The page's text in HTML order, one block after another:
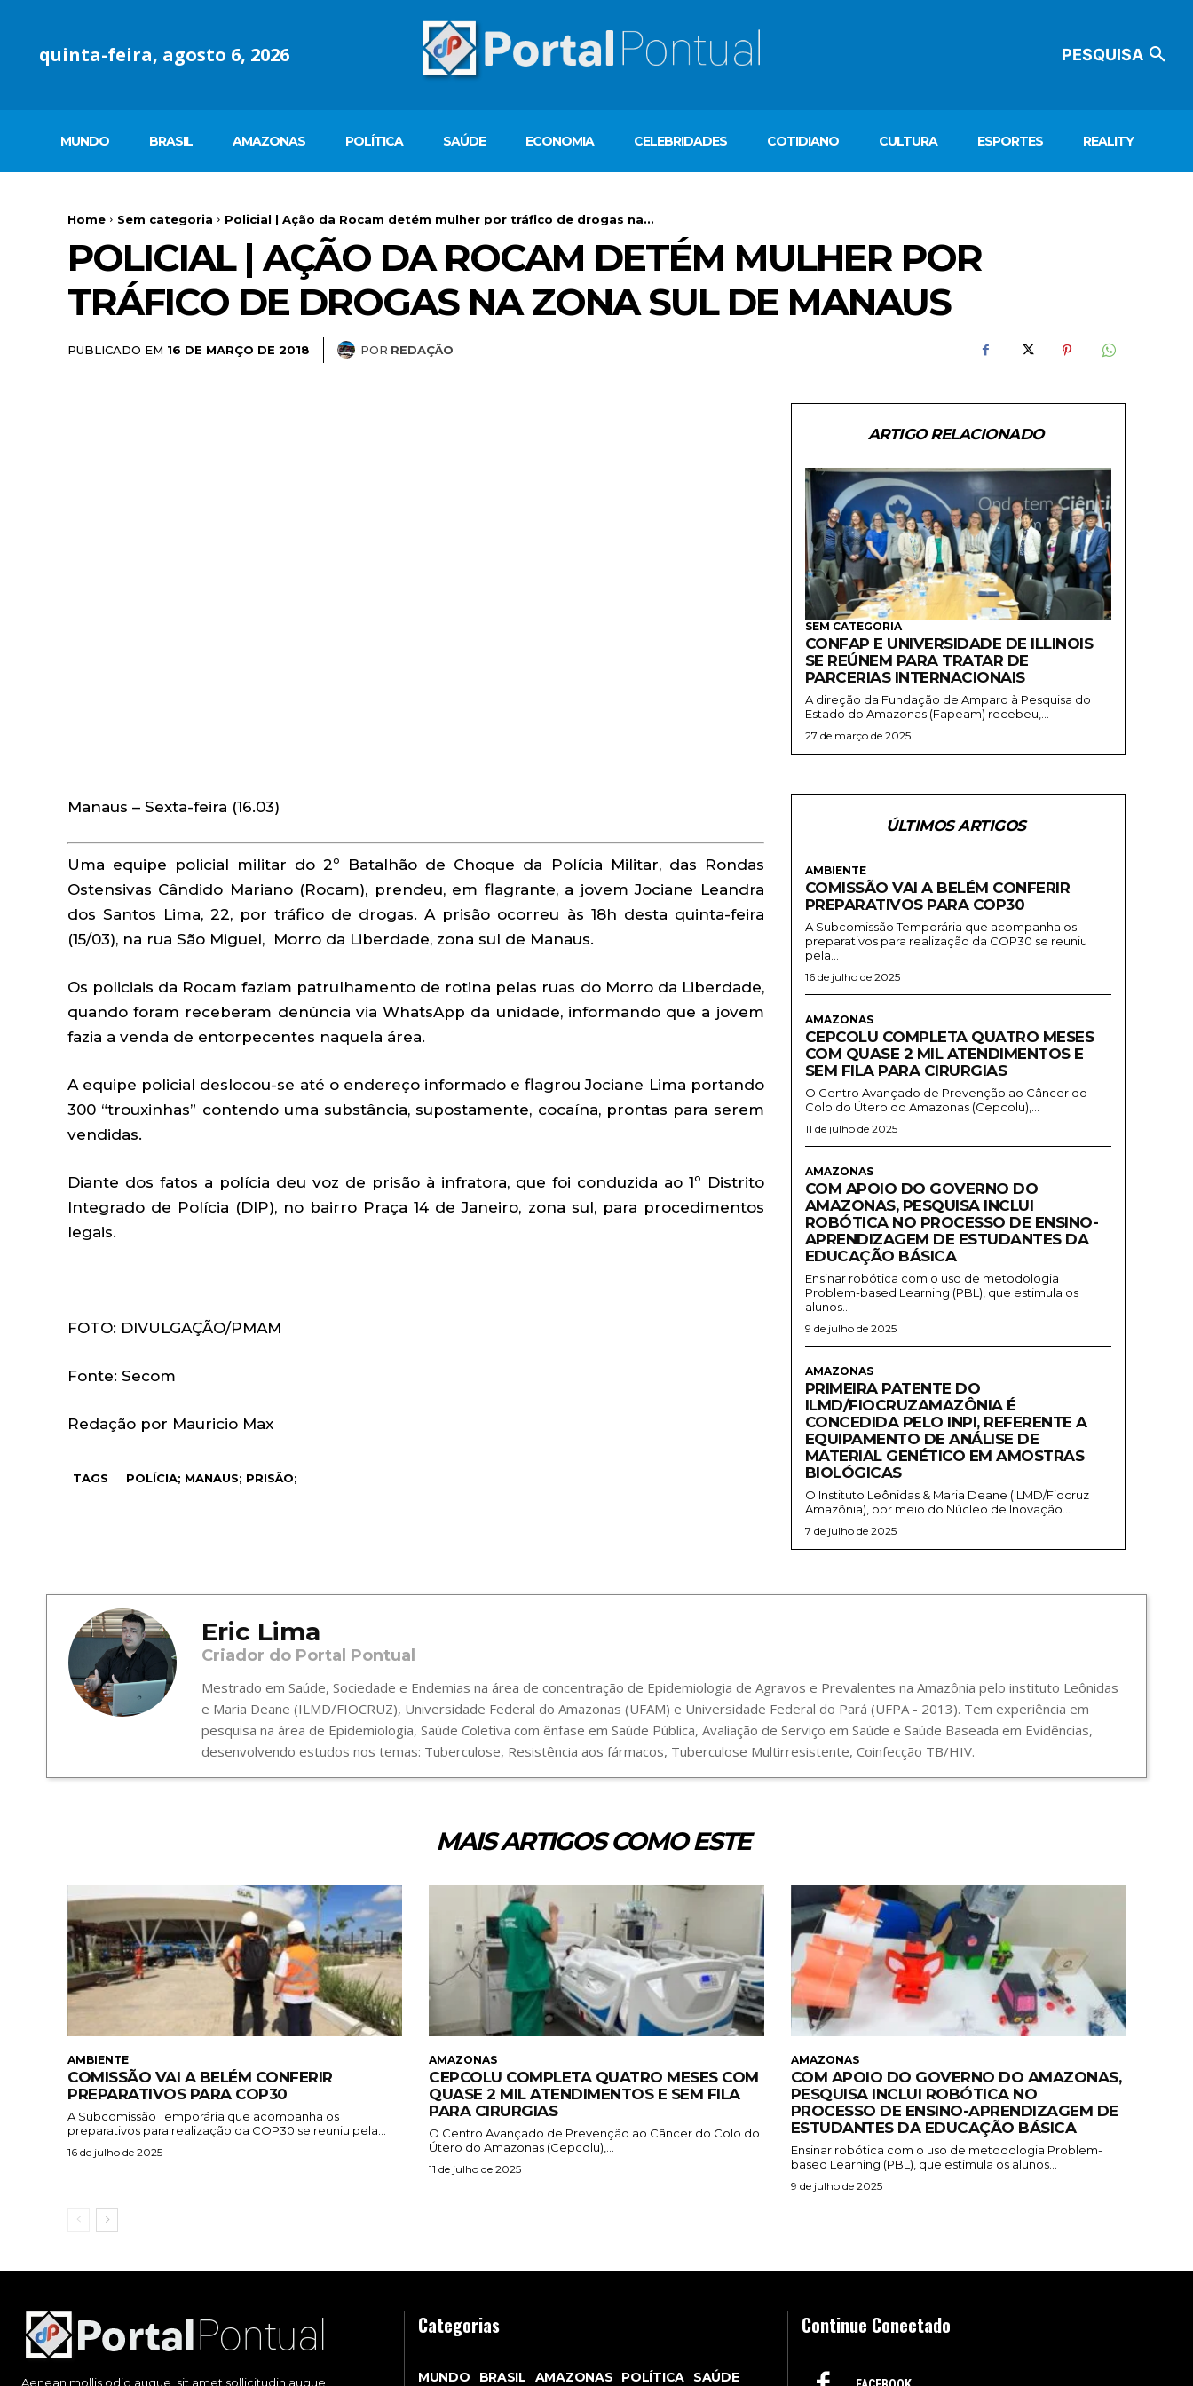
quinta-feira, agosto 6, 2026 PESQUISA
MUNDO BRASIL AMAZONAS POLÍTICA SAÚDE ECONOMIA CELEBRIDADES COTIDIANO CULTURA ESPORTES REALITY
Home Sem categoria Policial | Ação da Rocam detém mulher por tráfico de drogas na...
POLICIAL | AÇÃO DA ROCAM DETÉM MULHER POR
TRÁFICO DE DROGAS NA ZONA SUL DE MANAUS
PUBLICADO EM 16 DE MARÇO DE 2018 POR REDAÇÃO
ARTIGO RELACIONADO
SEM CATEGORIA
CONFAP E UNIVERSIDADE DE ILLINOIS
SE REÚNEM PARA TRATAR DE
PARCERIAS INTERNACIONAIS
A direção da Fundação de Amparo à Pesquisa do
Estado do Amazonas (Fapeam) recebeu,...
27 de março de 2025
Manaus – Sexta-feira (16.03)
Uma equipe policial militar do 2º Batalhão de Choque da Polícia Militar, das Rondas
Ostensivas Cândido Mariano (Rocam), prendeu, em flagrante, a jovem Jociane Leandra
dos Santos Lima, 22, por tráfico de drogas. A prisão ocorreu às 18h desta quinta-feira
(15/03), na rua São Miguel, Morro da Liberdade, zona sul de Manaus.
Os policiais da Rocam faziam patrulhamento de rotina pelas ruas do Morro da Liberdade,
quando foram receberam denúncia via WhatsApp da unidade, informando que a jovem
fazia a venda de entorpecentes naquela área.
A equipe policial deslocou-se até o endereço informado e flagrou Jociane Lima portando
300 “trouxinhas” contendo uma substância, supostamente, cocaína, prontas para serem
vendidas.
Diante dos fatos a polícia deu voz de prisão à infratora, que foi conduzida ao 1º Distrito
Integrado de Polícia (DIP), no bairro Praça 14 de Janeiro, zona sul, para procedimentos
legais.
FOTO: DIVULGAÇÃO/PMAM
Fonte: Secom
Redação por Mauricio Max
TAGS POLÍCIA; MANAUS; PRISÃO;
ÚLTIMOS ARTIGOS
AMBIENTE
COMISSÃO VAI A BELÉM CONFERIR
PREPARATIVOS PARA COP30
A Subcomissão Temporária que acompanha os
preparativos para realização da COP30 se reuniu
pela...
16 de julho de 2025
AMAZONAS
CEPCOLU COMPLETA QUATRO MESES
COM QUASE 2 MIL ATENDIMENTOS E
SEM FILA PARA CIRURGIAS
O Centro Avançado de Prevenção ao Câncer do
Colo do Útero do Amazonas (Cepcolu),...
11 de julho de 2025
AMAZONAS
COM APOIO DO GOVERNO DO
AMAZONAS, PESQUISA INCLUI
ROBÓTICA NO PROCESSO DE ENSINO-
APRENDIZAGEM DE ESTUDANTES DA
EDUCAÇÃO BÁSICA
Ensinar robótica com o uso de metodologia
Problem-based Learning (PBL), que estimula os
alunos...
9 de julho de 2025
AMAZONAS
PRIMEIRA PATENTE DO
ILMD/FIOCRUZAMAZÔNIA É
CONCEDIDA PELO INPI, REFERENTE A
EQUIPAMENTO DE ANÁLISE DE
MATERIAL GENÉTICO EM AMOSTRAS
BIOLÓGICAS
O Instituto Leônidas & Maria Deane (ILMD/Fiocruz
Amazônia), por meio do Núcleo de Inovação...
7 de julho de 2025
Eric Lima
Criador do Portal Pontual
Mestrado em Saúde, Sociedade e Endemias na área de concentração de Epidemiologia de Agravos e Prevalentes na Amazônia pelo instituto Leônidas
e Maria Deane (ILMD/FIOCRUZ), Universidade Federal do Amazonas (UFAM) e Universidade Federal do Pará (UFPA - 2013). Tem experiência em
pesquisa na área de Epidemiologia, Saúde Coletiva com ênfase em Saúde Pública, Avaliação de Serviço em Saúde e Saúde Baseada em Evidências,
desenvolvendo estudos nos temas: Tuberculose, Resistência aos fármacos, Tuberculose Multirresistente, Coinfecção TB/HIV.
MAIS ARTIGOS COMO ESTE
AMBIENTE
COMISSÃO VAI A BELÉM CONFERIR
PREPARATIVOS PARA COP30
A Subcomissão Temporária que acompanha os
preparativos para realização da COP30 se reuniu pela...
16 de julho de 2025
AMAZONAS
CEPCOLU COMPLETA QUATRO MESES COM
QUASE 2 MIL ATENDIMENTOS E SEM FILA
PARA CIRURGIAS
O Centro Avançado de Prevenção ao Câncer do Colo do
Útero do Amazonas (Cepcolu),...
11 de julho de 2025
AMAZONAS
COM APOIO DO GOVERNO DO AMAZONAS,
PESQUISA INCLUI ROBÓTICA NO
PROCESSO DE ENSINO-APRENDIZAGEM DE
ESTUDANTES DA EDUCAÇÃO BÁSICA
Ensinar robótica com o uso de metodologia Problem-
based Learning (PBL), que estimula os alunos...
9 de julho de 2025
Aenean mollis odio augue, sit amet sollicitudin augue
Categorias
MUNDO BRASIL AMAZONAS POLÍTICA SAÚDE
Continue Conectado